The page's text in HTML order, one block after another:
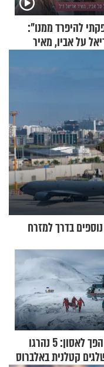
להיפרד ממנו":
על אביו, מאיר
בדרך למזרח
הטיפוס הפך לאסון: 5 נהרגו
קטלנית באלברוס